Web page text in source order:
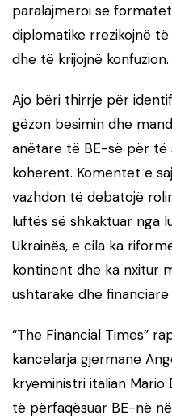
paralajmëroi se
diplomatike rrezikojnë
dhe të krijojnë konfuzion.
Ajo bëri thirrje për
gëzon besimin dhe
anëtare të BE-së për të
koherent. Komentet e
vazhdon të debatojë
luftës së shkaktuar nga
Ukrainës, e cila ka
kontinent dhe ka nxitur
ushtarake dhe
“The Financial Times”
kancelarja gjermane
kryeministri italian
të përfaqësuar BE-në